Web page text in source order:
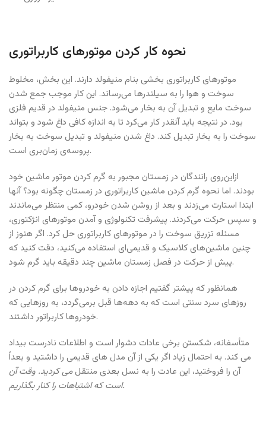
نحوه کار کردن موتورهای کاربراتوری
موتورهای کاربراتوری بخشی بنام منیفولد دارند. این بخش، مخلوط
سوخت و هوا را به سیلندرها می‌رساند. این کار موجب جمع شدن
سوخت مایع و تبدیل آن به بخار می‌شود. جنس منیفولد در قدیم فلزی
بود. در نتیجه باید آنقدر کار می‌کرد تا به اندازه کافی داغ شود و بتواند
سوخت را به بخار تبدیل کند. داغ شدن منیفولد و تبدیل سوخت به بخار
پروسه‌ی زمان‌بری است.
ازاین‌روی رانندگان در زمستان مجبور به گرم کردن موتور ماشین خود
بودند. اما نحوه گرم كردن ماشین کاربراتوری در زمستان چگونه بود؟ آنها
ابتدا استارت می‌زدند و بعد از روشن شدن خودرو، کمی منتظر می‌ماندند
و سپس حرکت می‌کردند. پیشرفت تکنولوژی و آمدن موتورهای انژکتوری،
مسئله تزریق سوخت را در موتورهای کاربراتوری حل کرد. اگر هنوز از
چنین ماشین‌های کلاسیک و قدیمی‌ای استفاده می‌کنید، دقت کنید که
پیش از حرکت در فصل زمستان ماشین چند دقیقه باید گرم شود.
همانظور که پیشتر گفتیم اجازه دادن به خودروها برای گرم کردن در
روزهای سرد سنتی است که به دهه‌ها قبل برمی‌گردد، به روزهایی که
خودروها کاربراتور داشتند.
متأسفانه، شکستن برخی عادات دشوار است و اطلاعات نادرست بیداد
می کند. به احتمال زیاد اگر یکی از آن مدل های قدیمی را داشتید و بعداً
آن را فروختید، این عادت را به نسل بعدی منتقلمی کردید. وقت آن
است که اشتباهات را کنار بگذاریم.